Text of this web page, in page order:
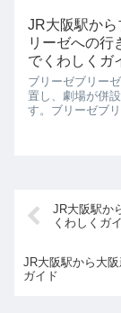
シカメラの家電
8階はレストラン
階はファッショ
13...
JR大阪駅か
リーゼへの行
でくわしくガ
ブリーゼブリー
置し、劇場が併
す。ブリーゼブリ
JR大阪駅か
くわしくガ
JR大阪駅から大
ガイド